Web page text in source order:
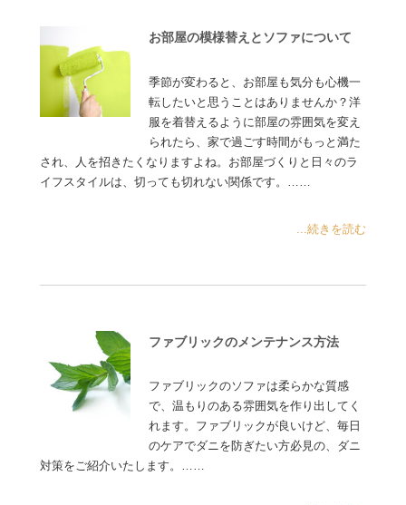
お部屋の模様替えとソファについて
季節が変わると、お部屋も気分も心機一
転したいと思うことはありませんか？洋
服を着替えるように部屋の雰囲気を変え
られたら、家で過ごす時間がもっと満た
され、人を招きたくなりますよね。お部屋づくりと日々のラ
イフスタイルは、切っても切れない関係です。……
...続きを読む
ファブリックのメンテナンス方法
ファブリックのソファは柔らかな質感
で、温もりのある雰囲気を作り出してく
れます。ファブリックが良いけど、毎日
のケアでダニを防ぎたい方必見の、ダニ
対策をご紹介いたします。……